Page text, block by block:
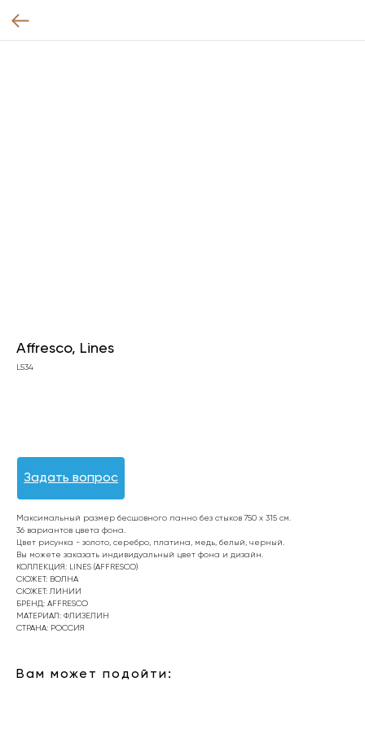
Affresco, Lines
L534
Задать вопрос
Максимальный размер бесшовного панно без стыков 750 х 315 см.
36 вариантов цвета фона.
Цвет рисунка - золото, серебро, платина, медь, белый, черный.
Вы можете заказать индивидуальный цвет фона и дизайн.
КОЛЛЕКЦИЯ: LINES (AFFRESCO)
СЮЖЕТ: ВОЛНА
СЮЖЕТ: ЛИНИИ
БРЕНД: AFFRESCO
МАТЕРИАЛ: ФЛИЗЕЛИН
СТРАНА: РОССИЯ
Вам может подойти: